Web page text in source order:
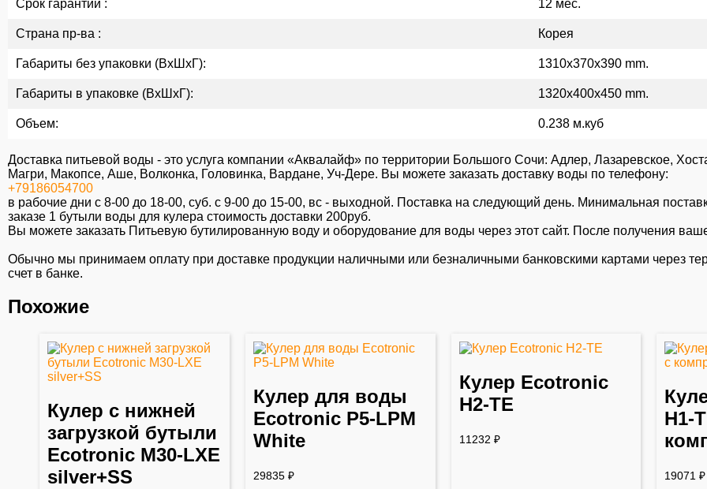
Срок гарантии : 12 мес.
Страна пр-ва : Корея
Габариты без упаковки (ВxШxГ): 1310x370x390 mm.
Габариты в упаковке (ВxШxГ): 1320x400x450 mm.
Объем: 0.238 м.куб
Доставка питьевой воды - это услуга компании «Аквалайф» по территории Большого Сочи: Адлер, Лазаревское,
Магри, Макопсе, Аше, Волконка, Головинка, Вардане, Уч-Дере. Вы можете заказать доставку воды по телефону:
+79186054700
в рабочие дни с 8-00 до 18-00, суб. c 9-00 до 15-00, вс - выходной. Поставка на следующий день. Минимальная
заказе 1 бутыли воды для кулера стоимость доставки 200руб.
Вы можете заказать Питьевую бутилированную воду и оборудование для воды через этот сайт. После получения
Обычно мы принимаем оплату при доставке продукции наличными или безналичными банковскими картами через
счет в банке.
Похожие
Кулер с нижней
загрузкой бутыли
Ecotronic M30-LXE
silver+SS
Кулер для воды
Ecotronic P5-LPM
White
29835 ₽
Кулер Ecotronic
H2-TE
11232 ₽
H1-
19071₽